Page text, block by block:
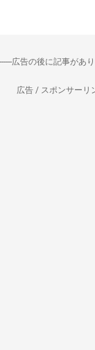
広告の後に記事があり
広告 / スポンサーリ